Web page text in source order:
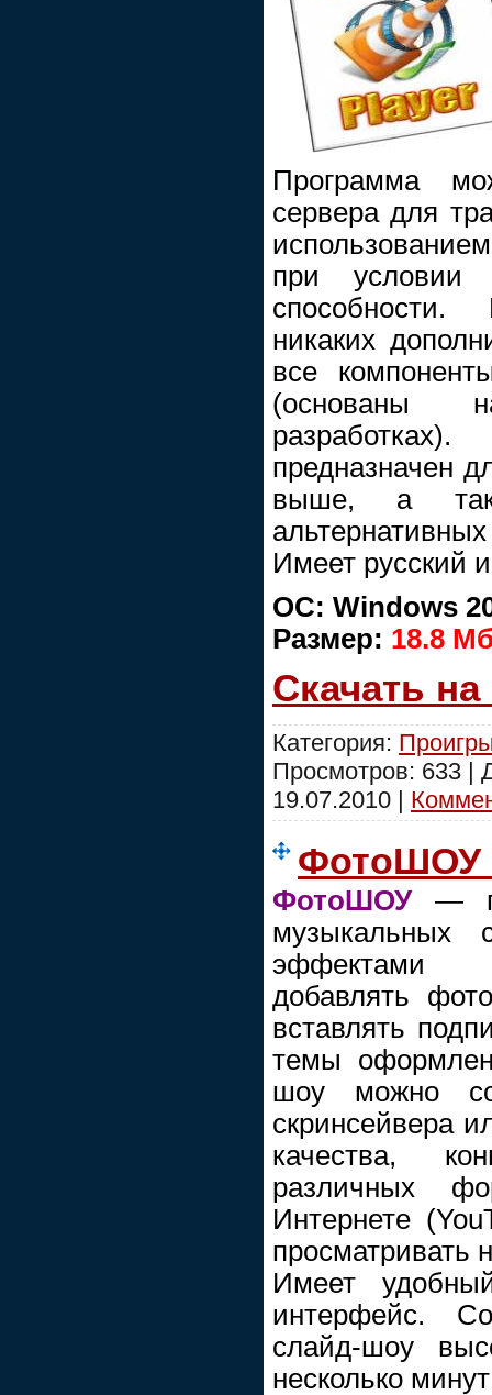
Программа
сервера для
при условии
никаких
все
(основаны
предназначен
выше, а
Имеет русский
ОС: Windows
Размер: 18.8
Скачать
Категория:
Просмотров: 633 |
19.07.2010 |
ФотоШОУ
ФотоШОУ—
музыкальных
эффектами
добавлять
вставлять
темы
шоу можно
скринсейвера
качества,
различных
Интернете
просматривать
Имеет
интерфейс.
слайд-шоу
несколько